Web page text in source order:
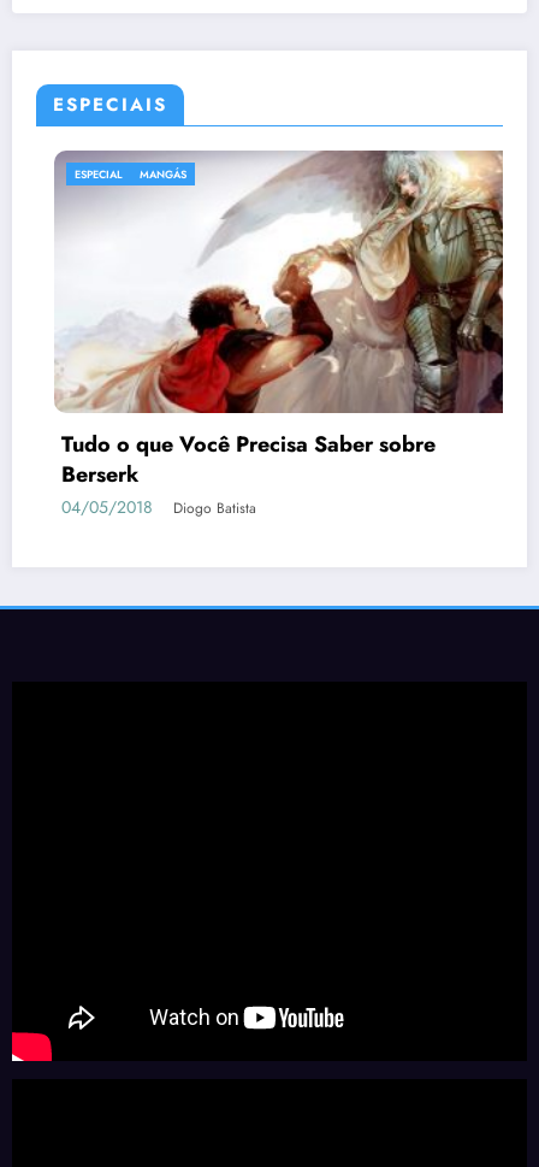
ESPECIAIS
ESPECIAL MANGÁS
Tudo o que Você Precisa Saber sobre
Berserk
04/05/2018 Diogo Batista